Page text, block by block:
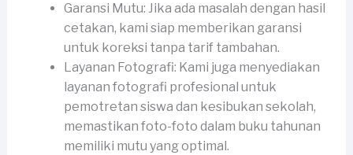
Garansi Mutu: Jika ada masalah dengan hasil
cetakan, kami siap memberikan garansi
untuk koreksi tanpa tarif tambahan.
Layanan Fotografi: Kami juga menyediakan
layanan fotografi profesional untuk
pemotretan siswa dan kesibukan sekolah,
memastikan foto-foto dalam buku tahunan
memiliki mutu yang optimal.